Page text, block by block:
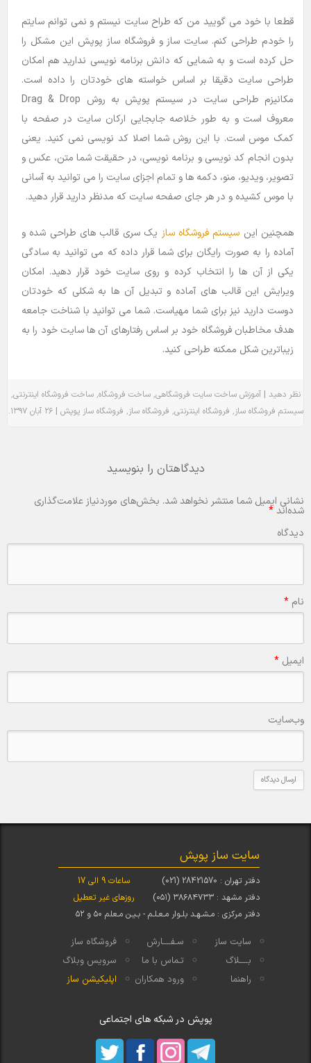
قطعا با خود می گویید من که طراح سایت نیستم و نمی توانم سایتم
را خودم طراحی کنم. سایت ساز و فروشگاه ساز پوپش این مشکل را
حل کرده است و به شمایی که دانش برنامه نویسی ندارید هم امکان
طراحی سایت دقیقا بر اساس خواسته های خودتان را داده است.
مکانیزم طراحی سایت در سیستم پوپش به روش Drag & Drop
معروف است و به طور خلاصه جابجایی ارکان سایت در صفحه با
کمک موس است. با این روش شما اصلا کد نویسی نمی کنید. یعنی
بدون انجام کد نویسی و برنامه نویسی، در حقیقت شما متن، عکس و
تصویر، ویدیو، منو، دکمه ها و تمام اجزای سایت را می توانید به آسانی
با موس کشیده و در هر جای صفحه سایت که مدنظر دارید قرار دهید.
همچنین این سیستم فروشگاه ساز یک سری قالب های طراحی شده و
آماده را به صورت رایگان برای شما قرار داده که می توانید به سادگی
یکی از آن ها را انتخاب کرده و روی سایت خود قرار دهید. امکان
ویرایش این قالب های آماده و تبدیل آن ها به شکلی که خودتان
دوست دارید نیز برای شما مهیاست. شما می توانید با شناخت جامعه
هدف مخاطبان فروشگاه خود بر اساس رفتارهای آن ها سایت خود را به
زیباترین شکل ممکنه طراحی کنید.
نظر دهید |آموزش ساخت سایت فروشگاهی٬ ساخت فروشگاه٬ ساخت فروشگاه اینترنتی٬
سیستم فروشگاه ساز٬ فروشگاه اینترنتی٬ فروشگاه ساز٬ فروشگاه ساز پوپش |۲۶ آبان ۱۳۹۷ .
دیدگاهتان را بنویسید
نشانی ایمیل شما منتشر نخواهد شد. بخش‌های موردنیاز علامت‌گذاری
شده‌اند*
دیدگاه
نام *
ایمیل *
وب‌سایت
سایت ساز پوپش
دفتر تهران : 28421570 (021)
دفتر مشهد : ۳۸۶۸۴۷۳۳ (۰۵۱)
ساعات 9 الی 17
روزهای غیر تعطیل
دفتر مرکزی : مـشـهـد بلـوار مـعـلـم - بـیـن مـعلم ۵۰ و ۵۲
سایت ساز سـفــــارش
فروشگاه ساز
بــــلاگ
تـماس با ما
سرویس وبلاگ
راهنما
ورود همکاران اپلیکیشن ساز
پوپش در شبکه های اجتماعی